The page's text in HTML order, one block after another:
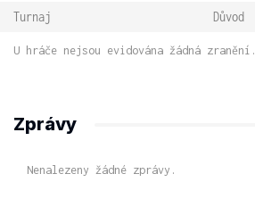
Turnaj Důvod
U hráče nejsou evidována žádná zranění.
Zprávy
Nenalezeny žádné zprávy.